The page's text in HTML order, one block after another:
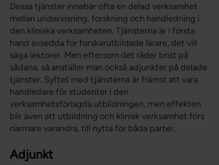
Dessa tjänster innebär ofta en delad verksamhet
mellan undervisning, forskning och handledning i
den kliniska verksamheten. Tjänsterna är i första
hand avsedda för forskarutbildade lärare, det vill
säga lektorer. Men eftersom det råder brist på
sådana, så anställer man också adjunkter på delade
tjänster. Syftet med tjänsterna är främst att vara
handledare för studenter i den
verksamhetsförlagda utbildningen, men effekten
blir även att utbildning och klinisk verksamhet förs
närmare varandra, till nytta för båda parter.
Adjunkt